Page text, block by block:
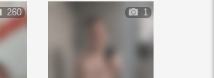
260 1